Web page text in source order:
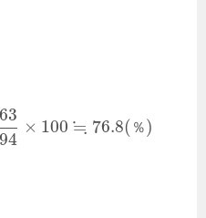
× 100 ≒ 76.8( ％)